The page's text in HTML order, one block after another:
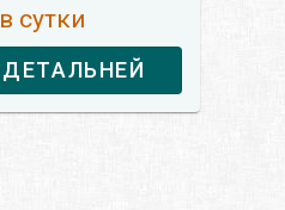
в сутки
ДЕТАЛЬНЕЙ